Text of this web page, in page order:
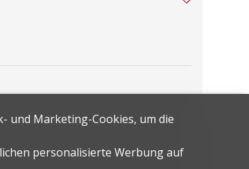
und Marketing-Cookies, um die
personalisierte Werbung auf